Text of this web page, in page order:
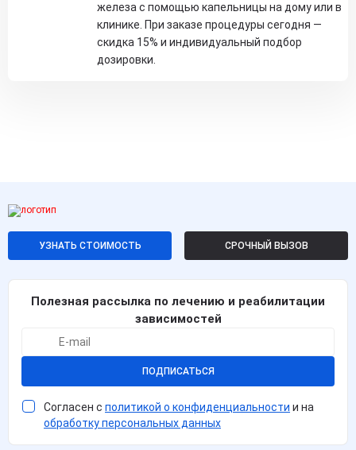
железа с помощью капельницы на дому или в
клинике. При заказе процедуры сегодня —
скидка 15% и индивидуальный подбор
дозировки.
УЗНАТЬ СТОИМОСТЬ СРОЧНЫЙ ВЫЗОВ
Полезная рассылка по лечению и реабилитации
зависимостей
ПОДПИСАТЬСЯ
Согласен с политикой о конфиденциальности и на
обработку персональных данных